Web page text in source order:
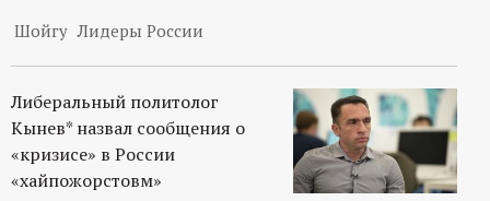
Шойгу Лидеры России
Либеральный политолог
Кынев* назвал сообщения о
«кризисе» в России
«хайпожорстовм»